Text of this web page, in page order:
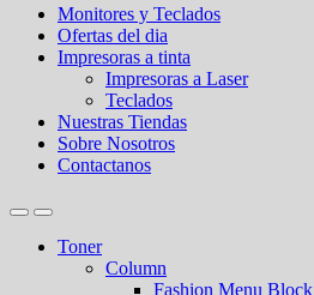
Monitores y Teclados
Ofertas del dia
Impresoras a tinta
Impresoras a Laser
Teclados
Nuestras Tiendas
Sobre Nosotros
Contactanos
Toner
Column
Fashion Menu Block